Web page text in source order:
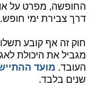
החופשה, מפרט על
דרך צבירת ימי חופש.
חוק זה אף קובע
מגביל את היכולת
העובד. מועד
שנים בלבד.